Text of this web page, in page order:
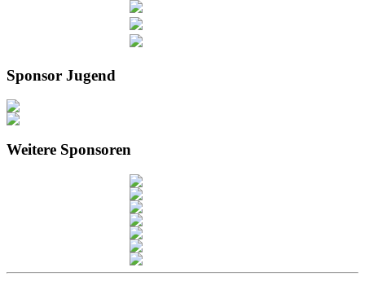
Sponsor Jugend
Weitere Sponsoren